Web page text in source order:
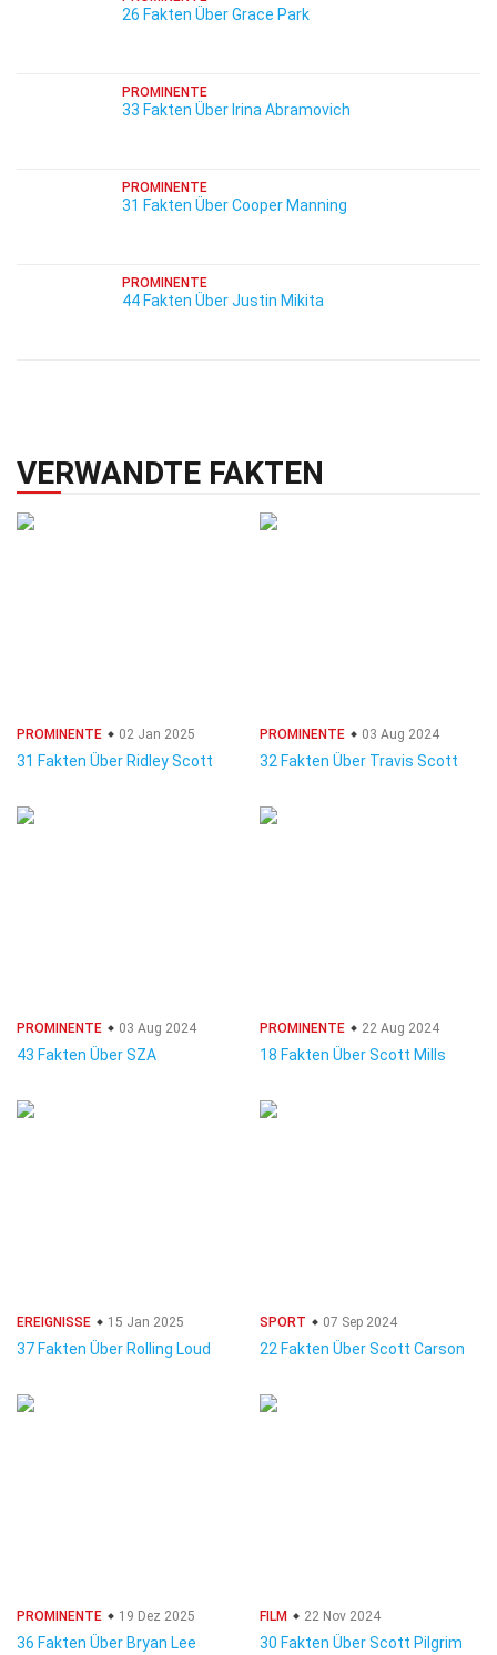
26 Fakten Über Grace Park
PROMINENTE
33 Fakten Über Irina Abramovich
PROMINENTE
31 Fakten Über Cooper Manning
PROMINENTE
44 Fakten Über Justin Mikita
VERWANDTE FAKTEN
PROMINENTE 02 Jan 2025
31 Fakten Über Ridley Scott
PROMINENTE 03 Aug 2024
32 Fakten Über Travis Scott
PROMINENTE 03 Aug 2024
43 Fakten Über SZA
PROMINENTE 22 Aug 2024
18 Fakten Über Scott Mills
EREIGNISSE 15 Jan 2025
37 Fakten Über Rolling Loud
SPORT 07 Sep 2024
22 Fakten Über Scott Carson
PROMINENTE 19 Dez 2025
36 Fakten Über Bryan Lee
FILM 22 Nov 2024
30 Fakten Über Scott Pilgrim